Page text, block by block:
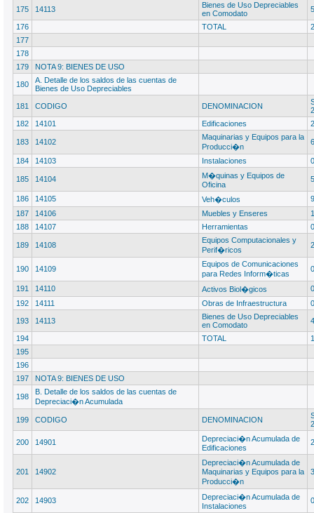
175 14113
Bienes de Uso Depreciables
en Comodato
176 TOTAL
177
178
179
NOTA 9: BIENES DE USO
180
A. Detalle de los saldos de las cuentas de
Bienes de Uso Depreciables
181 CODIGO DENOMINACION
182
14101 Edificaciones
183 14102
Maquinarias y Equipos para la
Producci�n
184 14103 Instalaciones 0
185 14104
M�quinas y Equipos de
Oficina
186 14105 Veh�culos
187
14106 Muebles y Enseres
188
14107 Herramientas 0
189 14108
Equipos Computacionales y
Perif�ricos
190 14109
Equipos de Comunicaciones
para Redes Inform�ticas
0
191 14110 Activos Biol�gicos
0
192
14111 Obras de Infraestructura 0
193 14113
Bienes de Uso Depreciables
en Comodato
194 TOTAL
195
196
197
NOTA 9: BIENES DE USO
198
B. Detalle de los saldos de las cuentas de
Depreciaci�n Acumulada
199 CODIGO DENOMINACION
200 14901
Depreciaci�n Acumulada de
Edificaciones
201 14902
Depreciaci�n Acumulada de
Maquinarias y Equipos para la
Producci�n
202 14903
Depreciaci�n Acumulada de
Instalaciones
0